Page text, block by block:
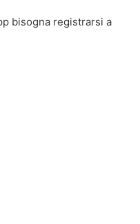
bisogna registrarsi a